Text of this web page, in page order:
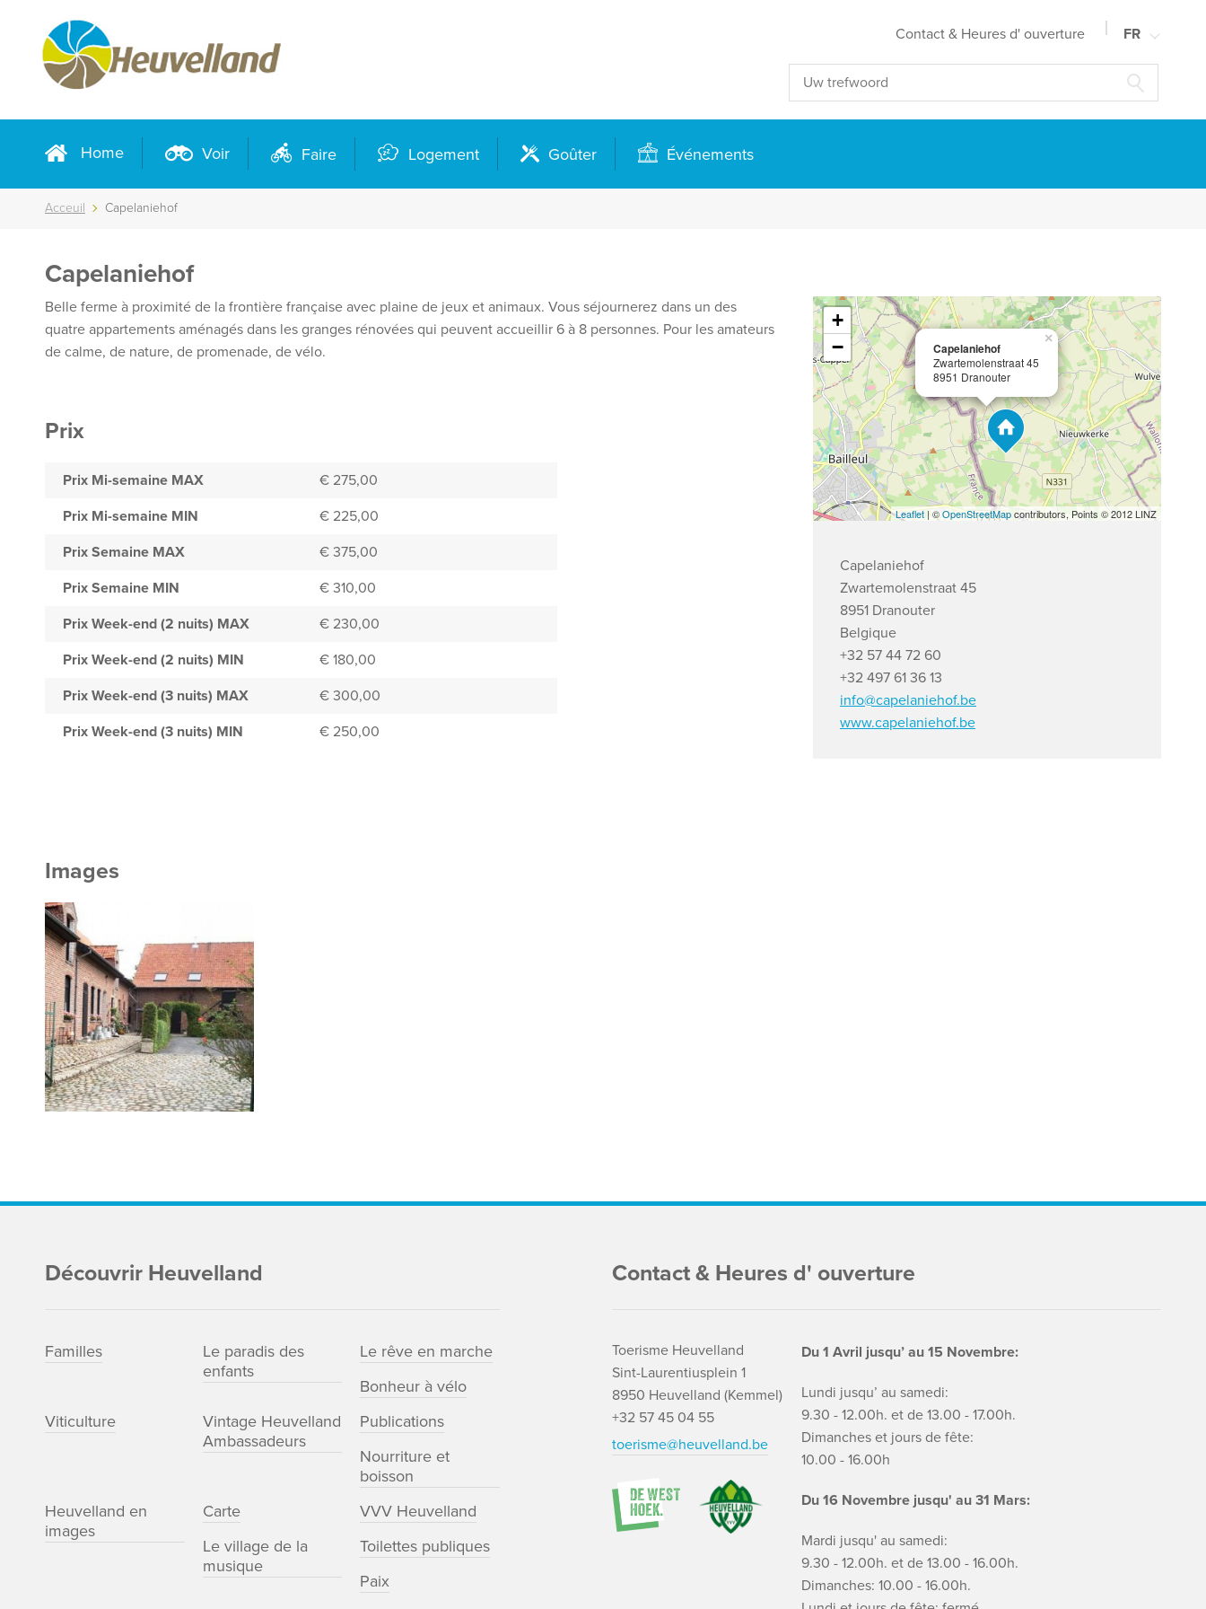
Contact & Heures d' ouverture FR
NL
Home Voir Faire Logement Goûter Événements
Acceuil Capelaniehof
Capelaniehof
Belle ferme à proximité de la frontière française avec plaine de jeux et animaux. Vous séjournerez dans un des
quatre appartements aménagés dans les granges rénovées qui peuvent accueillir 6 à 8 personnes. Pour les amateurs
de calme, de nature, de promenade, de vélo.
Prix
Prix Mi-semaine MAX
€ 275,00
Prix Mi-semaine MIN
€ 225,00
Prix Semaine MAX
€ 375,00
Prix Semaine MIN
€ 310,00
Prix Week-end (2 nuits) MAX
€ 230,00
Prix Week-end (2 nuits) MIN
€ 180,00
Prix Week-end (3 nuits) MAX
€ 300,00
Prix Week-end (3 nuits) MIN
€ 250,00
Capelaniehof
Zwartemolenstraat 45
8951 Dranouter
×
+
−
Leaflet| ©OpenStreetMapcontributors, Points © 2012 LINZ
Capelaniehof
Zwartemolenstraat 45
8951 Dranouter
Belgique
+32 57 44 72 60
+32 497 61 36 13
info@capelaniehof.be
www.capelaniehof.be
Images
Découvrir Heuvelland
Familles
Le paradis des
enfants
Le rêve en marche
Bonheur à vélo
Viticulture
Vintage Heuvelland
Ambassadeurs
Publications
Nourriture et
boisson
Heuvelland en
images
Carte
VVV Heuvelland
Le village de la
musique
Toilettes publiques
Paix
Contact & Heures d' ouverture
Toerisme Heuvelland
Sint-Laurentiusplein 1
8950 Heuvelland (Kemmel)
+32 57 45 04 55
toerisme@heuvelland.be
Du 1 Avril jusqu’ au 15 Novembre:
Lundi jusqu’ au samedi:
9.30 - 12.00h. et de 13.00 - 17.00h.
Dimanches et jours de fête:
10.00 - 16.00h
Du 16 Novembre jusqu' au 31 Mars:
Mardi jusqu' au samedi:
9.30 - 12.00h. et de 13.00 - 16.00h.
Dimanches: 10.00 - 16.00h.